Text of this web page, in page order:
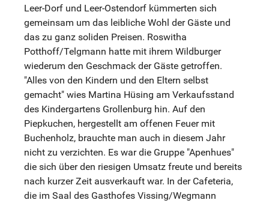
Leer-Dorf und Leer-Ostendorf kümmerten sich
gemeinsam um das leibliche Wohl der Gäste und
das zu ganz soliden Preisen. Roswitha
Potthoff/Telgmann hatte mit ihrem Wildburger
wiederum den Geschmack der Gäste getroffen.
"Alles von den Kindern und den Eltern selbst
gemacht" wies Martina Hüsing am Verkaufsstand
des Kindergartens Grollenburg hin. Auf den
Piepkuchen, hergestellt am offenen Feuer mit
Buchenholz, brauchte man auch in diesem Jahr
nicht zu verzichten. Es war die Gruppe "Apenhues"
die sich über den riesigen Umsatz freute und bereits
nach kurzer Zeit ausverkauft war. In der Cafeteria,
die im Saal des Gasthofes Vissing/Wegmann